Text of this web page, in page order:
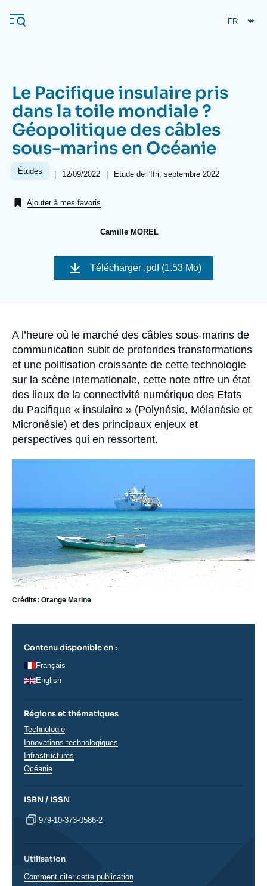
au
contenu
Navigation
principale
L'Ifri
Analyses
Se connecter
Le Pacifique insulaire pris
dans la toile mondiale ?
Géopolitique des câbles
sous-marins en Océanie
Études |
Date
publication
12/09/2022 | Références
Etude de l'Ifri, septembre 2022
Ajouter à mes favoris
Camille MOREL
Image
couverture
Télécharger .pdf (1.53 Mo)
Accroche
A l’heure où le marché des câbles sous-marins de
communication subit de profondes transformations
et une politisation croissante de cette technologie
sur la scène internationale, cette note offre un état
des lieux de la connectivité numérique des Etats
du Pacifique « insulaire » (Polynésie, Mélanésie et
Micronésie) et des principaux enjeux et
perspectives qui en ressortent.
Crédits: Orange Marine
Contenu disponible en :
Français
English
Régions et thématiques
Thématiques
analyses
Technologie
Innovations technologiques
Infrastructures
Régions
Océanie
ISBN / ISSN
979-10-373-0586-2
Utilisation
Comment citer cette publication